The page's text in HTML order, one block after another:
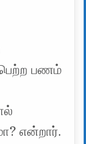
பெற்ற பணம்
என்றார்.